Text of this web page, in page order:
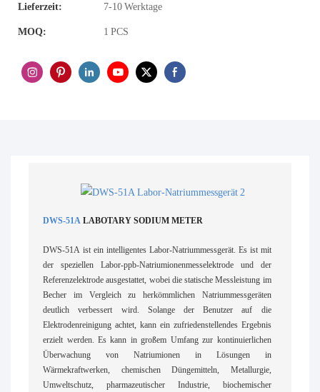
Lieferzeit: 7-10 Werktage
MOQ: 1 PCS
DWS-51ALABOTARY SODIUM METER
DWS-51A ist ein intelligentes Labor-Natriummessgerät. Es ist mit
der speziellen Labor-ppb-Natriumionenmesselektrode und der
Referenzelektrode ausgestattet, wobei die statische Messleistung im
Becher im Vergleich zu herkömmlichen Natriummessgeräten
deutlich verbessert wird. Solange der Benutzer auf die
Elektrodenreinigung achtet, kann ein zufriedenstellendes Ergebnis
erzielt werden. Es kann in großem Umfang zur kontinuierlichen
Überwachung von Natriumionen in Lösungen in
Wärmekraftwerken, chemischen Düngemitteln, Metallurgie,
Umweltschutz, pharmazeutischer Industrie, biochemischer